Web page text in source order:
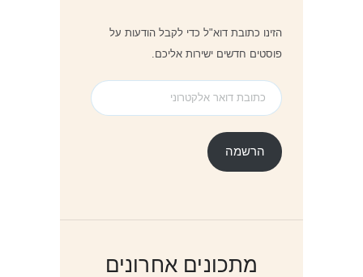
הזינו כתובת דוא"ל כדי לקבל הודעות על
פוסטים חדשים ישירות אליכם.
כתובת
דואר
אלקטרוני
הרשמה
מתכונים אחרונים